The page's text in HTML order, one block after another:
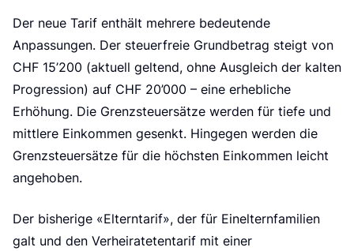
Der neue Tarif enthält mehrere bedeutende
Anpassungen. Der steuerfreie Grundbetrag steigt von
CHF 15’200 (aktuell geltend, ohne Ausgleich der kalten
Progression) auf CHF 20’000 – eine erhebliche
Erhöhung. Die Grenzsteuersätze werden für tiefe und
mittlere Einkommen gesenkt. Hingegen werden die
Grenzsteuersätze für die höchsten Einkommen leicht
angehoben.
Der bisherige «Elterntarif», der für Einelternfamilien
galt und den Verheiratetentarif mit einer